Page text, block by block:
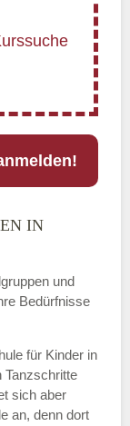
IN
und
Bedürfnisse
für Kinder in
Tanzschritte
sich aber
an, denn dort